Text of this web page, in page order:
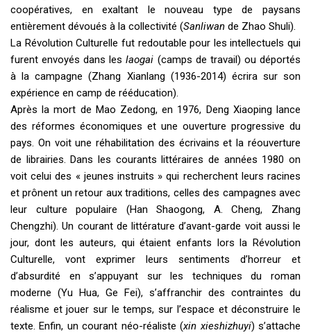
coopératives, en exaltant le nouveau type de paysans
entièrement dévoués à la collectivité (Sanliwan de Zhao Shuli).
La Révolution Culturelle fut redoutable pour les intellectuels qui
furent envoyés dans leslaogai (camps de travail) ou déportés
à la campagne (Zhang Xianlang (1936-2014) écrira sur son
expérience en camp de rééducation).
Après la mort de Mao Zedong, en 1976, Deng Xiaoping lance
des réformes économiques et une ouverture progressive du
pays. On voit une réhabilitation des écrivains et la réouverture
de librairies. Dans les courants littéraires de années 1980 on
voit celui des « jeunes instruits » qui recherchent leurs racines
et prônent un retour aux traditions, celles des campagnes avec
leur culture populaire (Han Shaogong, A. Cheng, Zhang
Chengzhi). Un courant de littérature d’avant-garde voit aussi le
jour, dont les auteurs, qui étaient enfants lors la Révolution
Culturelle, vont exprimer leurs sentiments d’horreur et
d’absurdité en s’appuyant sur les techniques du roman
moderne (Yu Hua, Ge Fei), s’affranchir des contraintes du
réalisme et jouer sur le temps, sur l’espace et déconstruire le
texte. Enfin, un courant néo-réaliste (xin xieshizhuyi) s’attache